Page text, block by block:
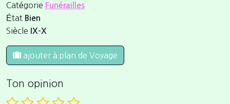
Catégorie Funérailles
État Bien
Siècle IX-X
ajouter à plan de Voyage
Ton opinion